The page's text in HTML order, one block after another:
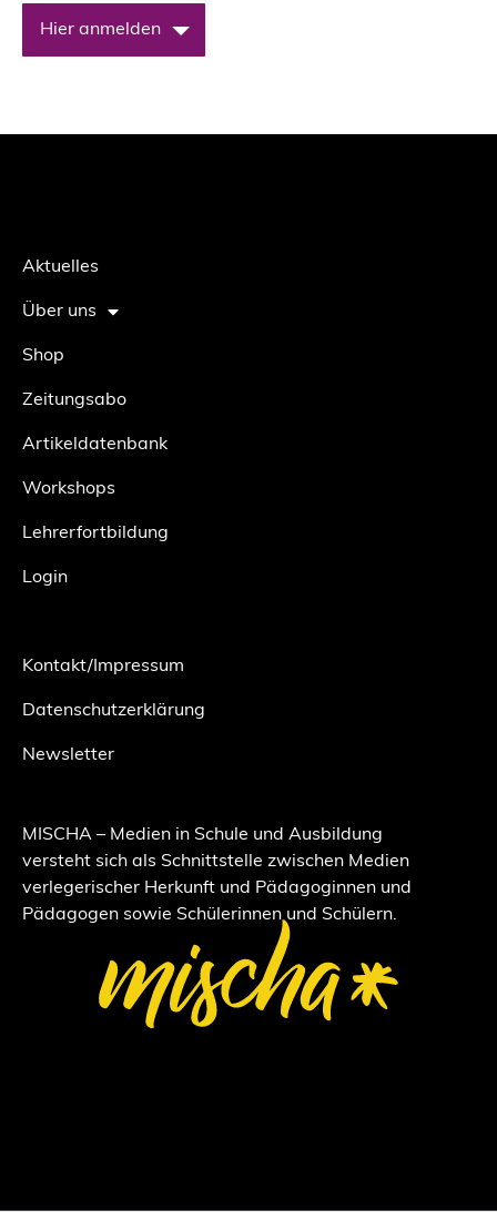
Hier anmelden
Aktuelles
Über uns
Shop
Zeitungsabo
Artikeldatenbank
Workshops
Lehrerfortbildung
Login
Kontakt/Impressum
Datenschutzerklärung
Newsletter
MISCHA – Medien in Schule und Ausbildung
versteht sich als Schnittstelle zwischen Medien
verlegerischer Herkunft und Pädagoginnen und
Pädagogen sowie Schülerinnen und Schülern.